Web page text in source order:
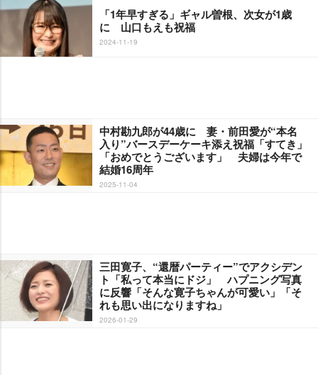
「1年早すぎる」ギャル曽根、次女が1歳
に 山口もえも祝福
2024-11-19
中村勘九郎が44歳に 妻・前田愛が“本名
入り”バースデーケーキ添え祝福「すてき」
「おめでとうございます」 夫婦は今年で
結婚16周年
2025-11-04
三田寛子、“還暦パーティー”でアクシデン
ト「私って本当にドジ」 ハプニング写真
に反響「そんな寛子ちゃんが可愛い」「そ
れも思い出になりますね」
2026-01-29